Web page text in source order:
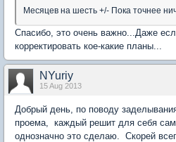
Месяцев на шесть +/- Пока точнее
Спасибо, это очень важно...Даже
корректировать кое-какие планы...
NYuriy
15 Aug 2013
Добрый день, по поводу
проема, каждый решит для себя сам
однозначно это сделаю. Скорей